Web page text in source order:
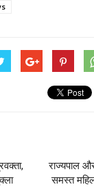
राज्यपाल
समस्त